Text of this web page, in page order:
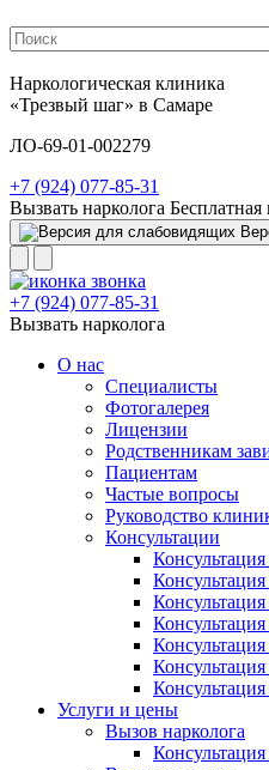
Наркологическая клиника
«Трезвый шаг» в Самаре
ЛО-69-01-002279
+7 (924) 077-85-31
Вызвать нарколога Бесплатная
+7 (924) 077-85-31
Вызвать нарколога
О нас
Специалисты
Фотогалерея
Лицензии
Родственникам
Пациентам
Частые вопросы
Руководство
Консультации
Консультация
Услуги и цены
Вызов нарколога
Консультация